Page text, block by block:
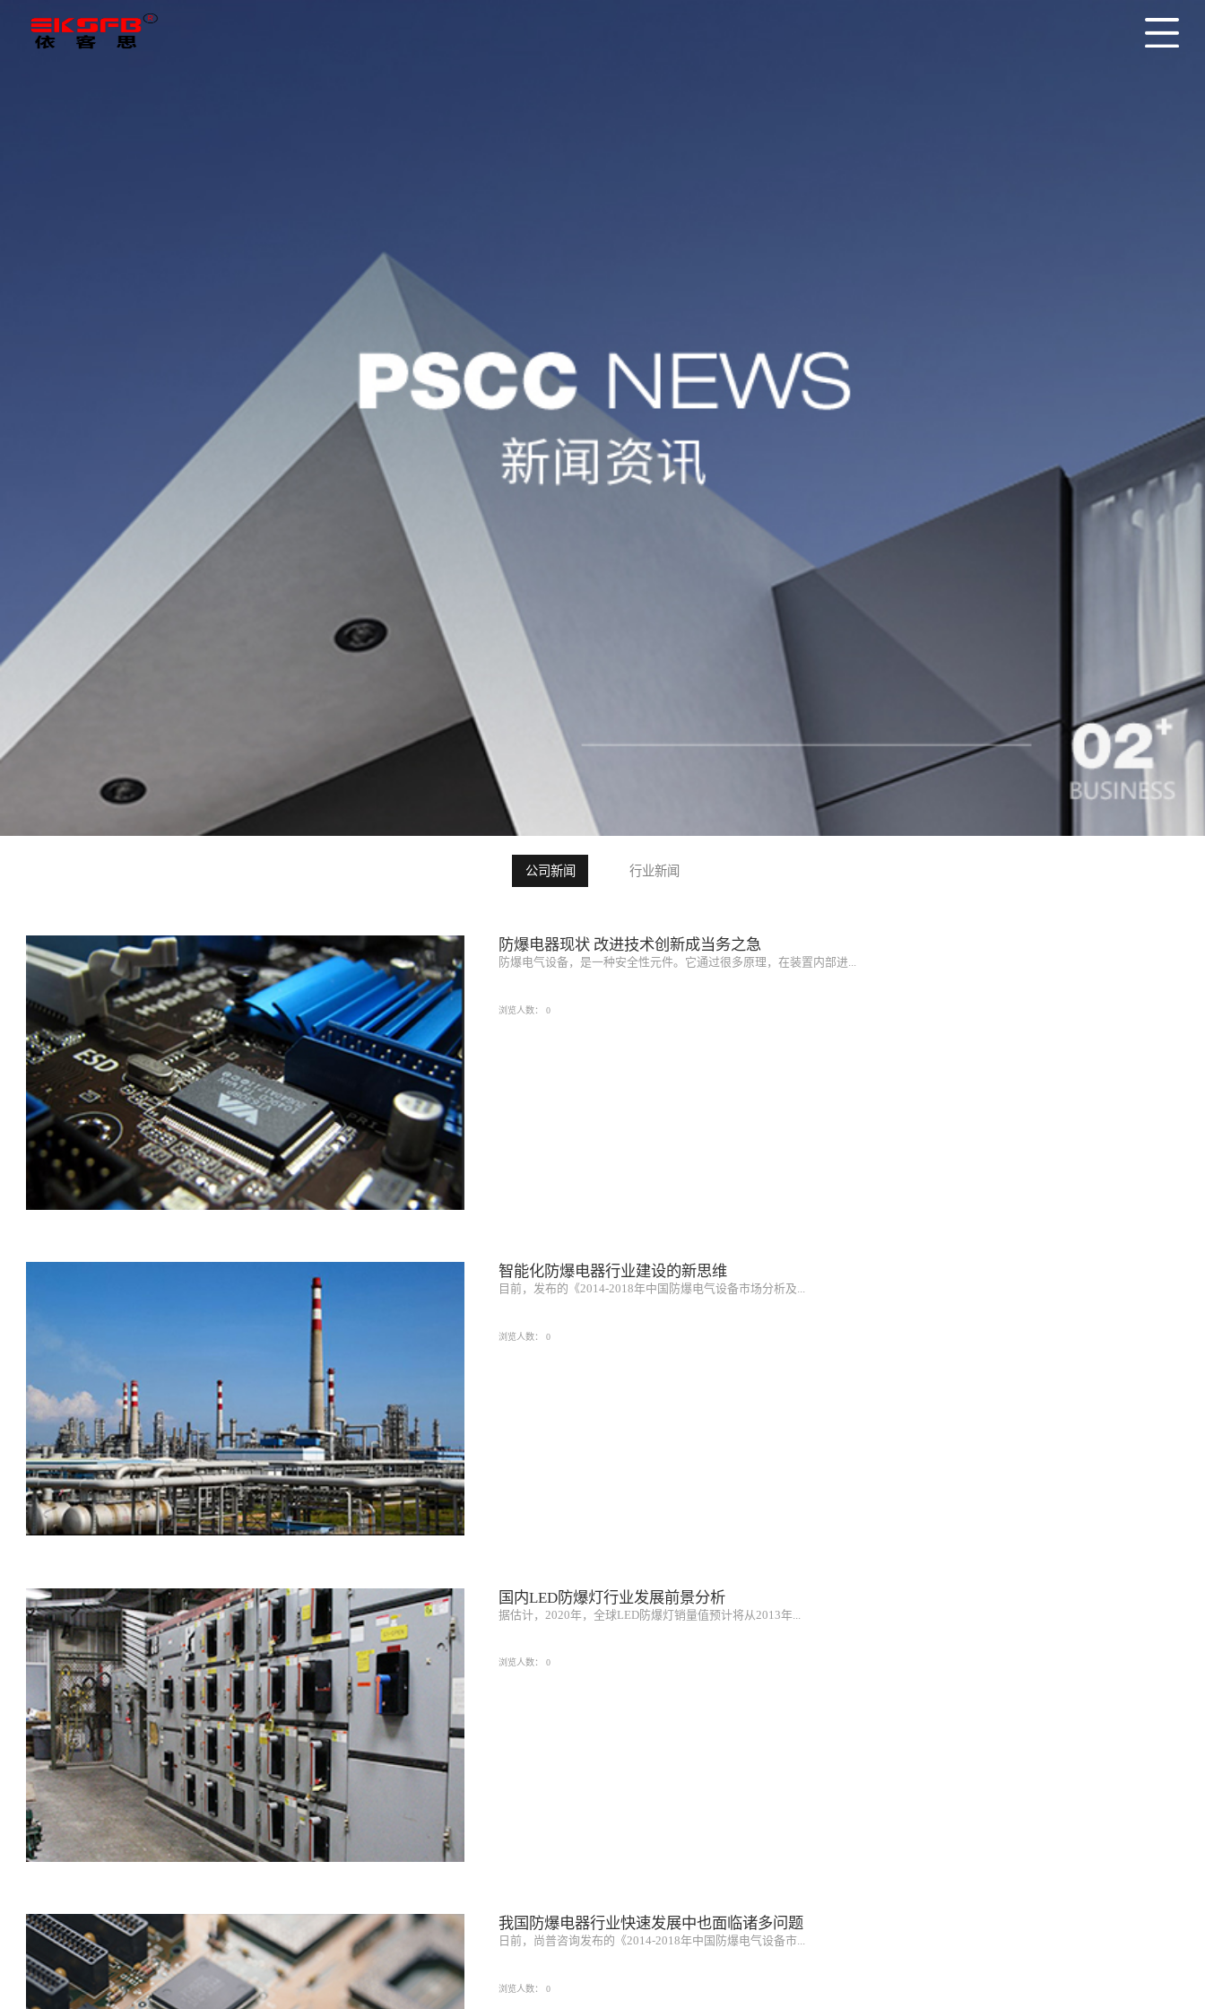
公司新闻 行业新闻
防爆电器现状 改进技术创新成当务之急
防爆电气设备，是一种安全性元件。它通过很多原理，在装置内部进...
浏览人数： 0
智能化防爆电器行业建设的新思维
目前，发布的《2014-2018年中国防爆电气设备市场分析及...
浏览人数： 0
国内LED防爆灯行业发展前景分析
据估计，2020年，全球LED防爆灯销量值预计将从2013年...
浏览人数： 0
我国防爆电器行业快速发展中也面临诸多问题
日前，尚普咨询发布的《2014-2018年中国防爆电气设备市...
浏览人数： 0